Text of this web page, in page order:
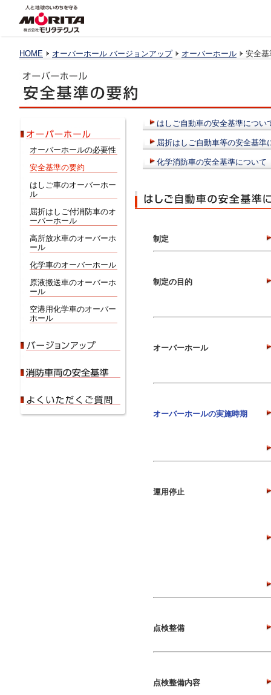
HOME オーバーホール バージョンアップ オーバーホール 安全基
オーバーホールの必要性
安全基準の要約
はしご車のオーバーホー
ル
屈折はしご付消防車のオ
ーバーホール
高所放水車のオーバーホ
ール
化学車のオーバーホール
原液搬送車のオーバーホ
ール
空港用化学車のオーバー
ホール
はしご自動車の安全基準につい
屈折はしご自動車等の安全基準
化学消防車の安全基準について
制定
制定の目的
オーバーホール
オーバーホールの実施時期
運用停止
点検整備
点検整備内容